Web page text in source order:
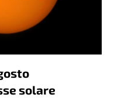
solare